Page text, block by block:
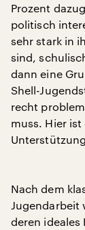
Prozent
politisch
sehr stark in
sind,
dann eine
Shell-
recht
muss. Hier
Nach dem
Jugendarbeit
deren ideales